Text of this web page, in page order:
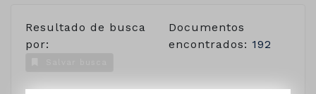
Resultado de busca
por:
Documentos
encontrados: 192